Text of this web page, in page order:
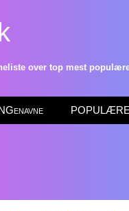
over top mest
POPULÆRE